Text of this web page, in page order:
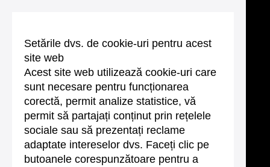
Setările dvs. de cookie-uri pentru acest
site web
Acest site web utilizează cookie-uri care
sunt necesare pentru funcționarea
corectă, permit analize statistice, vă
permit să partajați conținut prin rețelele
sociale sau să prezentați reclame
adaptate intereselor dvs. Faceți clic pe
butoanele corespunzătoare pentru a